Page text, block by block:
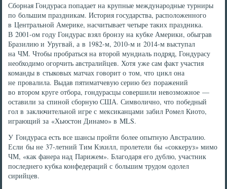
Сборная Гондураса попадает на крупные международные турниры
по большим праздникам. История государства, расположенного
в Центральной Америке, насчитывает четыре таких праздника.
В 2001-ом году Гондурас взял бронзу на кубке Америки, обыграв
Бразилию и Уругвай, а в 1982-м, 2010-м и 2014-м выступал
на ЧМ. Чтобы пробраться на второй мундиаль подряд, Гондурасу
необходимо огорчить австралийцев. Хотя уже сам факт участия
команды в стыковых матчах говорит о том, что цикл она
не провалила. Выдав пятиматчевую серию без поражений
во втором круге отбора, гондурасцы совершили невозможное —
оставили за спиной сборную США. Символично, что победный
гол в заключительной игре с мексиканцами забил Ромел Киото,
играющий за «Хьюстон Динамо» в MLS.
У Гондураса есть все шансы пройти более опытную Австралию.
Если бы не 37-летний Тим Кэхилл, пролетели бы «соккеруз» мимо
ЧМ, «как фанера над Парижем». Благодаря его дублю, участник
последнего кубка конфедераций с большим трудом одолел
сирийцев.